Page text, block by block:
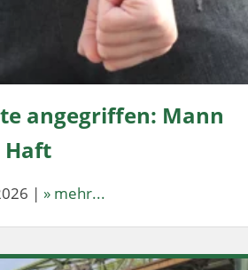
angegriffen: Mann
| » mehr...